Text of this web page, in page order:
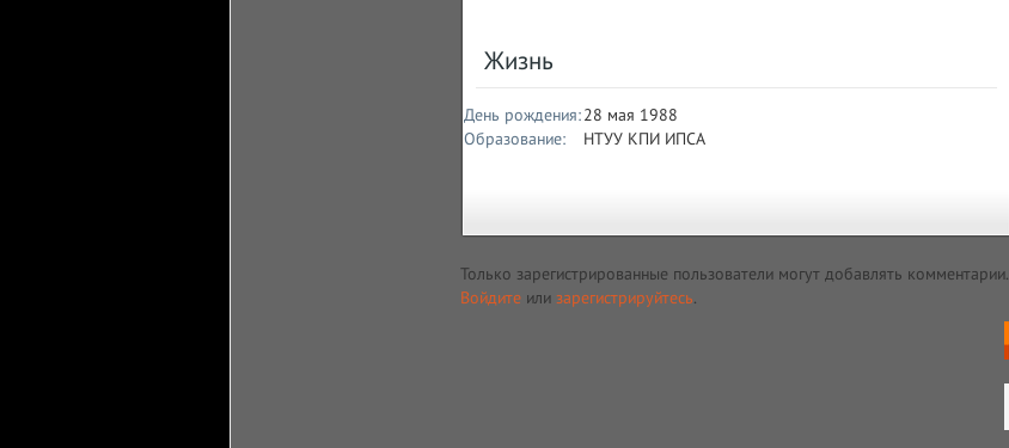
Жизнь
День рождения:28 мая 1988
Образование:
НТУУ КПИ ИПСА
Только зарегистрированные пользователи могут добавлять комментарии.
Войдите или зарегистрируйтесь.